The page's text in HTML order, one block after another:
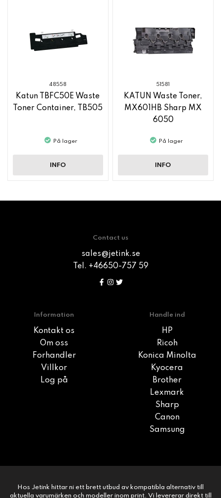
48558
Katun TBFC50E Waste
Toner Container, TB505
På lager
INFO
51581
KATUN Waste Toner,
MX601HB Sharp MX
6050
På lager
INFO
Contact us
sales@jetink.se
Tel. +46650-757 59
Information
Kontakt os
Om oss
Forhandler
Villkor
Log på
Handle ind
HP
Ricoh
Konica Minolta
Kyocera
Brother
Lexmark
Sharp
Canon
Samsung
Hos Jetink hittar ni ett brett utbud av kompatibla alternativ till
aktuella varumärken och modeller inom print. Vi levererar direkt till